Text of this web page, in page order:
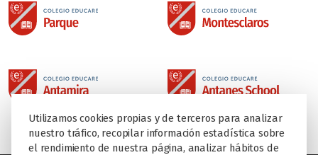
Utilizamos cookies propias y de terceros para analizar
nuestro tráfico, recopilar información estadística sobre
el rendimiento de nuestra página, analizar hábitos de